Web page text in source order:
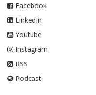
Facebook
LinkedIn
Youtube
Instagram
RSS
Podcast